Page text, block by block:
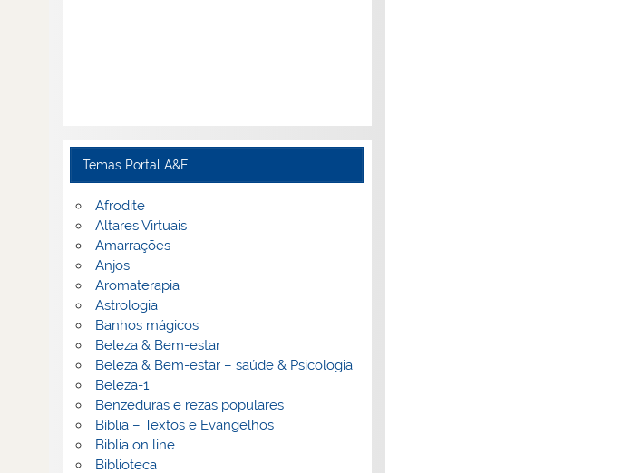
Temas Portal A&E
Afrodite
Altares Virtuais
Amarrações
Anjos
Aromaterapia
Astrologia
Banhos mágicos
Beleza & Bem-estar
Beleza & Bem-estar – saúde & Psicologia
Beleza-1
Benzeduras e rezas populares
Bíblia – Textos e Evangelhos
Biblia on line
Biblioteca